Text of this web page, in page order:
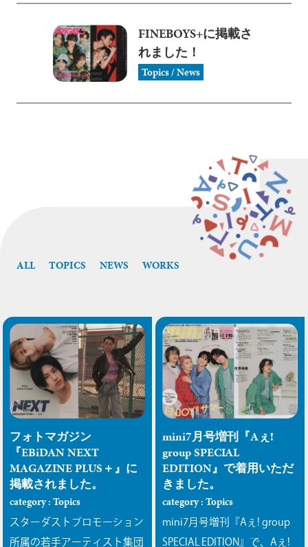
FINEBOYS+に掲載さ
れました！
Topics / News
ALL TOPICS NEWS WORKS
フォトマガジン
『EBiDAN NEXT
MAGAZINE PLUS＋』に
掲載されました。
category : Topics
スターダストプロモーション
所属の若手アーティスト集団
mini7月号増刊『Aぇ!
group SPECIAL
EDITION』で着用いただ
きました。
category : Topics
mini7月号増刊『Aぇ! group
SPECIAL EDITION』で、Aぇ!